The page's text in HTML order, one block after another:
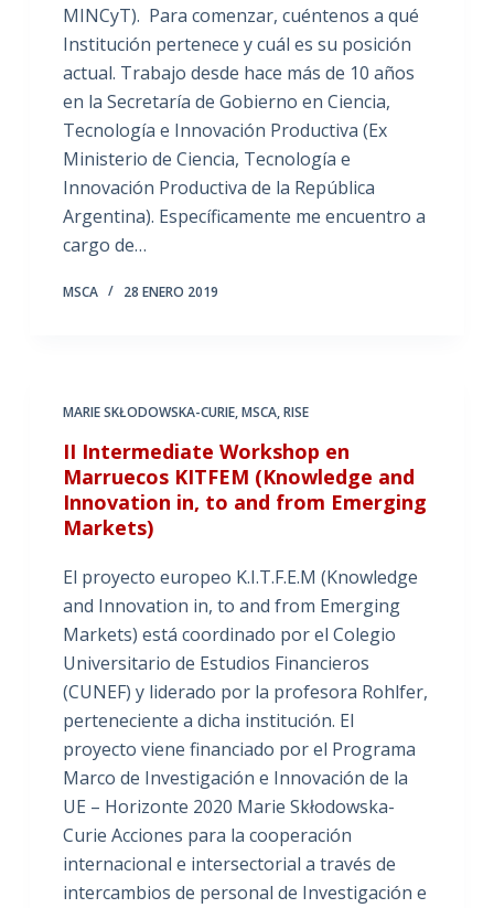
MINCyT). Para comenzar, cuéntenos a qué
Institución pertenece y cuál es su posición
actual. Trabajo desde hace más de 10 años
en la Secretaría de Gobierno en Ciencia,
Tecnología e Innovación Productiva (Ex
Ministerio de Ciencia, Tecnología e
Innovación Productiva de la República
Argentina). Específicamente me encuentro a
cargo de…
MSCA 28 ENERO 2019
MARIE SKŁODOWSKA-CURIE,MSCA,RISE
II Intermediate Workshop en
Marruecos KITFEM (Knowledge and
Innovation in, to and from Emerging
Markets)
El proyecto europeo K.I.T.F.E.M (Knowledge
and Innovation in, to and from Emerging
Markets) está coordinado por el Colegio
Universitario de Estudios Financieros
(CUNEF) y liderado por la profesora Rohlfer,
perteneciente a dicha institución. El
proyecto viene financiado por el Programa
Marco de Investigación e Innovación de la
UE – Horizonte 2020 Marie Skłodowska-
Curie Acciones para la cooperación
internacional e intersectorial a través de
intercambios de personal de Investigación e